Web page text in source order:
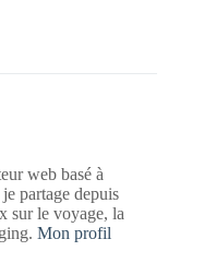
web basé à
partage depuis
sur le voyage, la
Mon profil